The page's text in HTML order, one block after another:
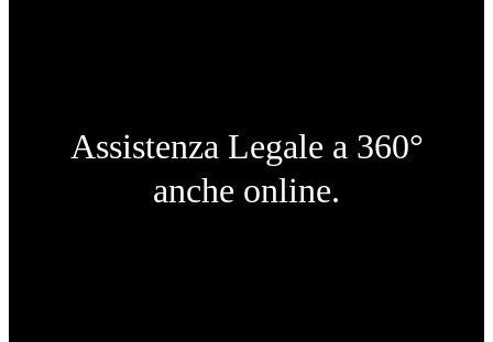
Assistenza Legale a 360°
anche online.